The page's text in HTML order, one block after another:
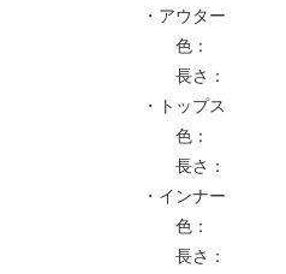
・アウター
色：
長さ：
・トップス
色：
長さ：
・インナー
色：
長さ：